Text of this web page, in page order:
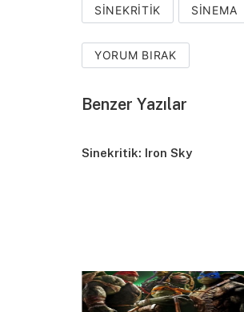
SINEKRITIK SINEMA
YORUM BIRAK
Benzer Yazılar
Sinekritik: Iron Sky